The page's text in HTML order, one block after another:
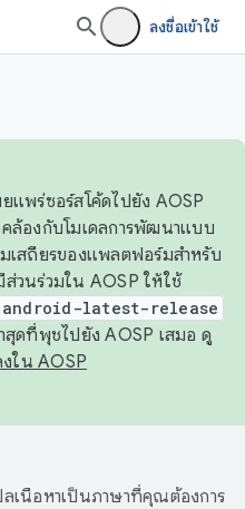
ลงชื่อเข้าใช้
แพร่ซอร์สโค้ดไปยัง AOSP
ล้องกับโมเดลการพัฒนาแบบ
เสถียรของแพลตฟอร์มสำหรับ
ส่วนร่วมใน AOSP ให้ใช้
android-latest-release
สุดที่พุชไปยัง AOSP เสมอ ดู
ใน AOSP
เนื้อหาเป็นภาษาที่คุณต้องการ